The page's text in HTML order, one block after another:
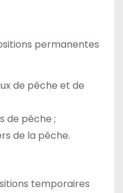
permanentes
de pêche et de
de pêche ;
de la pêche.
temporaires